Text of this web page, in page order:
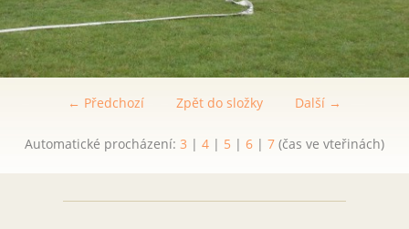
← Předchozí Další →
Zpět do složky
Automatické procházení: 3 | 4 | 5 | 6 | 7 (čas ve vteřinách)